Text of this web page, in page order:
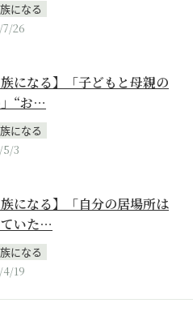
になる
26
族になる】「子どもと母親の
“お…
になる
5/3
族になる】「自分の居場所は
いた…
になる
19